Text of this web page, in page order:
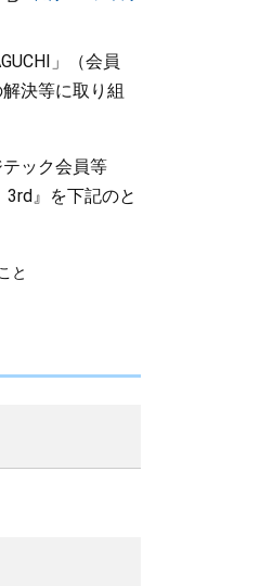
」（会員
決等に取り組
ック会員等
』を下記のと
と